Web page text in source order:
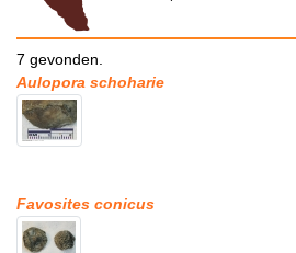
7 gevonden.
Aulopora schoharie
Favosites conicus